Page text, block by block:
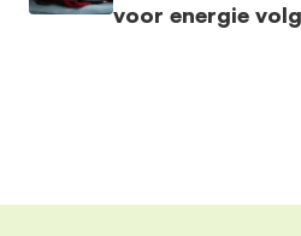
voor energie